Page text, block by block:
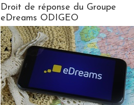
Droit de réponse du Groupe
eDreams ODIGEO